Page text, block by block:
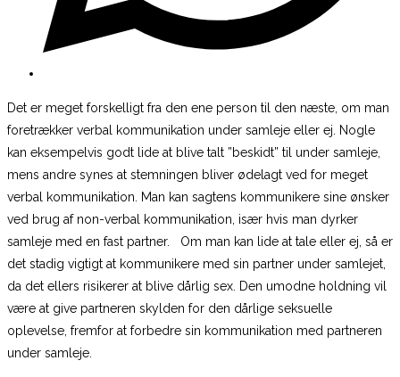
Det er meget forskelligt fra den ene person til den næste, om man
foretrækker verbal kommunikation under samleje eller ej. Nogle
kan eksempelvis godt lide at blive talt ”beskidt” til under samleje,
mens andre synes at stemningen bliver ødelagt ved for meget
verbal kommunikation. Man kan sagtens kommunikere sine ønsker
ved brug af non-verbal kommunikation, især hvis man dyrker
samleje med en fast partner. Om man kan lide at tale eller ej, så er
det stadig vigtigt at kommunikere med sin partner under samlejet,
da det ellers risikerer at blive dårlig sex. Den umodne holdning vil
være at give partneren skylden for den dårlige seksuelle
oplevelse, fremfor at forbedre sin kommunikation med partneren
under samleje.